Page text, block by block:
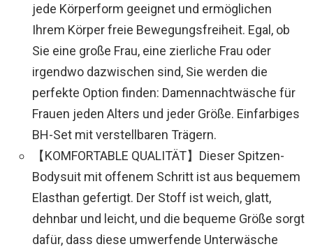
jede Körperform geeignet und ermöglichen
Ihrem Körper freie Bewegungsfreiheit. Egal, ob
Sie eine große Frau, eine zierliche Frau oder
irgendwo dazwischen sind, Sie werden die
perfekte Option finden: Damennachtwäsche für
Frauen jeden Alters und jeder Größe. Einfarbiges
BH-Set mit verstellbaren Trägern.
【KOMFORTABLE QUALITÄT】Dieser Spitzen-
Bodysuit mit offenem Schritt ist aus bequemem
Elasthan gefertigt. Der Stoff ist weich, glatt,
dehnbar und leicht, und die bequeme Größe sorgt
dafür, dass diese umwerfende Unterwäsche